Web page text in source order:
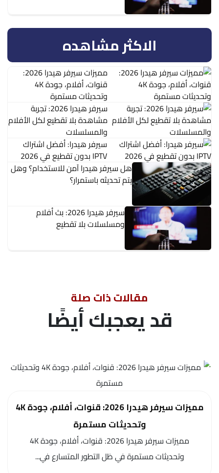
الاكثر مشاهده
مميزات سيرفر هيدرا 2026:
قنوات، أفلام، جودة 4K
وتحديثات مستمرة
سيرفر هيدرا 2026: تجربة
مشاهدة بلا تقطيع لكل الأفلام
والمسلسلات
سيرفر هيدرا: أفضل اشتراك
IPTV بدون تقطيع في 2026
هل سيرفر هيدرا آمن للاستخدام؟ وهل
يتم تحديثه باستمرار؟
سيرفر هيدرا 2026: بث أفلام
ومسلسلات بلا تقطيع
مقالات ذات صلة
قد يعجبك أيضًا
مميزات سيرفر هيدرا 2026: قنوات، أفلام، جودة 4K
وتحديثات مستمرة
مميزات سيرفر هيدرا 2026: قنوات، أفلام، جودة 4K
وتحديثات مستمرة في ظل التطور المتسارع في...